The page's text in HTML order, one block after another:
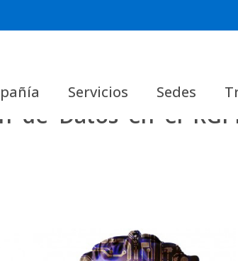
Servicios Sedes
de Datos en el